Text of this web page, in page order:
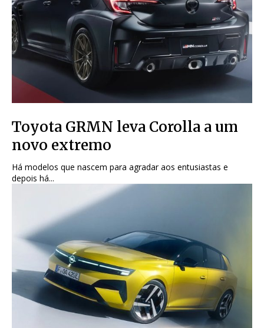
Toyota GRMN leva Corolla a um
novo extremo
Há modelos que nascem para agradar aos entusiastas e
depois há...